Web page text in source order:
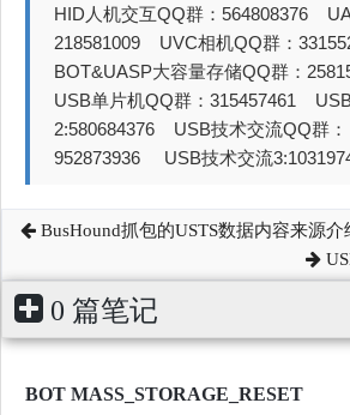
HID人机交互QQ群：564808376
218581009 UVC相机QQ群：
BOT&UASP大容量存储QQ群：
USB单片机QQ群：315457461
2:580684376 USB技术交流QQ群：
952873936 USB技术交流
BusHound抓包的USTS数据内容来源介
0 篇笔记
BOT MASS_STORAGE_RESET